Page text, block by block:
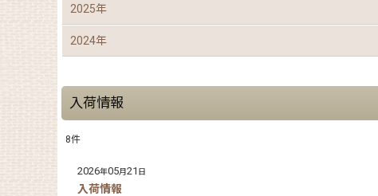
入荷情報
8件
2026年05月21 日
入荷情報
2025年
2024年